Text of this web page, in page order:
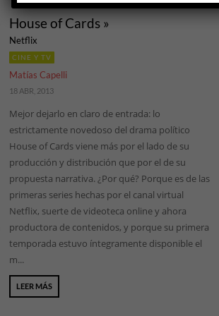
House of Cards »
Netflix
CINE Y TV
Matías Capelli
18 ABR, 2013
Mejor dejarlo en claro de entrada: lo
estrictamente novedoso del drama político
House of Cards viene más por el lado de su
producción y distribución que por el de su
propuesta narrativa. ¿Por qué? Porque es de las
primeras series hechas por el canal virtual
Netflix, suerte de videoteca online y ahora
productora de contenidos, y porque su primera
temporada estuvo íntegramente disponible el
m...
LEER MÁS